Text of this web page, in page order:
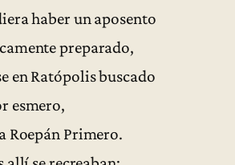
haber un aposento
preparado,
en Ratópolis buscado
esmero,
Roepán Primero.